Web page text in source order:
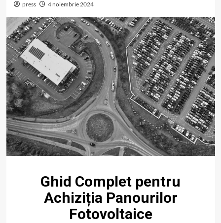
press 4 noiembrie 2024
Ghid Complet pentru
Achiziția Panourilor
Fotovoltaice